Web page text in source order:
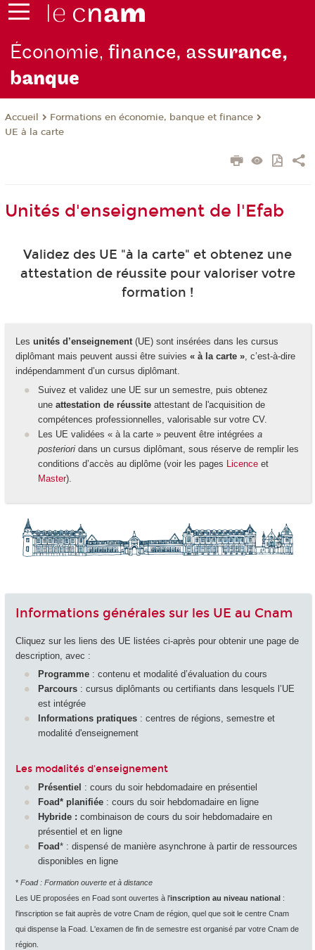
Économie,finance, assurance,
banque
Accueil
Formations en économie, banque et finance
UE à la carte
Unités d'enseignement de l'Efab
Validez des UE "à la carte" et obtenez une
attestation de réussite pour valoriser votre
formation !
Les unités d’enseignement(UE) sont insérées dans les cursus
diplômant mais peuvent aussi être suivies « à la carte », c’est-à-dire
indépendamment d’un cursus diplômant.
Suivez et validez une UE sur un semestre, puis obtenez
une attestation de réussite attestant de l'acquisition de
compétences professionnelles, valorisable sur votre CV.
Les UE validées « à la carte » peuvent être intégrées a
posteriori dans un cursus diplômant, sous réserve de remplir les
conditions d’accès au diplôme (voir les pages
Licence et
Master).
Informations générales sur les UE au Cnam
Cliquez sur les liens des UE listées ci-après pour obtenir une page de
description, avec :
Programme : contenu et modalité d’évaluation du cours
Parcours : cursus diplômants ou certifiants dans lesquels l’UE
est intégrée
Informations pratiques : centres de régions, semestre et
modalité d'enseignement
Les modalités d'enseignement
Présentiel : cours du soir hebdomadaire en présentiel
Foad* planifiée : cours du soir hebdomadaire en ligne
Hybride : combinaison de cours du soir hebdomadaire en
présentiel et en ligne
Foad* : dispensé de manière asynchrone à partir de ressources
disponibles en ligne
* Foad : Formation ouverte et à distance
Les UE proposées en Foad sont ouvertes à l'inscription au niveau national :
l'inscription se fait auprès de votre Cnam de région, quel que soit le centre Cnam
qui dispense la Foad. L'examen de fin de semestre est organisé par votre Cnam de
région.